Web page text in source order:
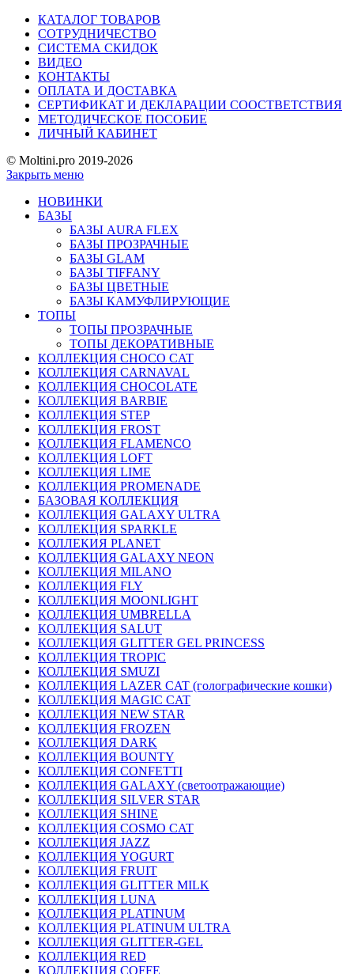
КАТАЛОГ ТОВАРОВ
СОТРУДНИЧЕСТВО
СИСТЕМА СКИДОК
ВИДЕО
КОНТАКТЫ
ОПЛАТА И ДОСТАВКА
СЕРТИФИКАТ И ДЕКЛАРАЦИИ СООСТВЕТСТВИЯ
МЕТОДИЧЕСКОЕ ПОСОБИЕ
ЛИЧНЫЙ КАБИНЕТ
© Moltini.pro 2019-2026
Закрыть меню
НОВИНКИ
БАЗЫ
БАЗЫ AURA FLEX
БАЗЫ ПРОЗРАЧНЫЕ
БАЗЫ GLAM
БАЗЫ TIFFANY
БАЗЫ ЦВЕТНЫЕ
БАЗЫ КАМУФЛИРУЮЩИЕ
ТОПЫ
ТОПЫ ПРОЗРАЧНЫЕ
ТОПЫ ДЕКОРАТИВНЫЕ
КОЛЛЕКЦИЯ CHOCO CAT
КОЛЛЕКЦИЯ CARNAVAL
КОЛЛЕКЦИЯ CHOCOLATE
КОЛЛЕКЦИЯ BARBIE
КОЛЛЕКЦИЯ STEP
КОЛЛЕКЦИЯ FROST
КОЛЛЕКЦИЯ FLAMENCO
КОЛЛЕКЦИЯ LOFT
КОЛЛЕКЦИЯ LIME
КОЛЛЕКЦИЯ PROMENADE
БАЗОВАЯ КОЛЛЕКЦИЯ
КОЛЛЕКЦИЯ GALAXY ULTRA
КОЛЛЕКЦИЯ SPARKLE
КОЛЛЕКИЯ PLANET
КОЛЛЕКЦИЯ GALAXY NEON
КОЛЛЕКЦИЯ MILANO
КОЛЛЕКЦИЯ FLY
КОЛЛЕКЦИЯ MOONLIGHT
КОЛЛЕКЦИЯ UMBRELLA
КОЛЛЕКЦИЯ SALUT
КОЛЛЕКЦИЯ GLITTER GEL PRINCESS
КОЛЛЕКЦИЯ TROPIC
КОЛЛЕКЦИЯ SMUZI
КОЛЛЕКЦИЯ LAZER CAT (голографические кошки)
КОЛЛЕКЦИЯ MAGIC CAT
КОЛЛЕКЦИЯ NEW STAR
КОЛЛЕКЦИЯ FROZEN
КОЛЛЕКЦИЯ DARK
КОЛЛЕКЦИЯ BOUNTY
КОЛЛЕКЦИЯ CONFETTI
КОЛЛЕКЦИЯ GALAXY (светоотражающие)
КОЛЛЕКЦИЯ SILVER STAR
КОЛЛЕКЦИЯ SHINE
КОЛЛЕКЦИЯ COSMO CAT
КОЛЛЕКЦИЯ JAZZ
КОЛЛЕКЦИЯ YOGURT
КОЛЛЕКЦИЯ FRUIT
КОЛЛЕКЦИЯ GLITTER MILK
КОЛЛЕКЦИЯ LUNA
КОЛЛЕКЦИЯ PLATINUM
КОЛЛЕКЦИЯ PLATINUM ULTRA
КОЛЛЕКЦИЯ GLITTER-GEL
КОЛЛЕКЦИЯ RED
КОЛЛЕКЦИЯ COFFE